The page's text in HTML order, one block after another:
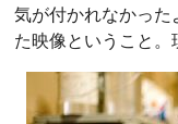
気が付かれなかっ
た映像ということ。